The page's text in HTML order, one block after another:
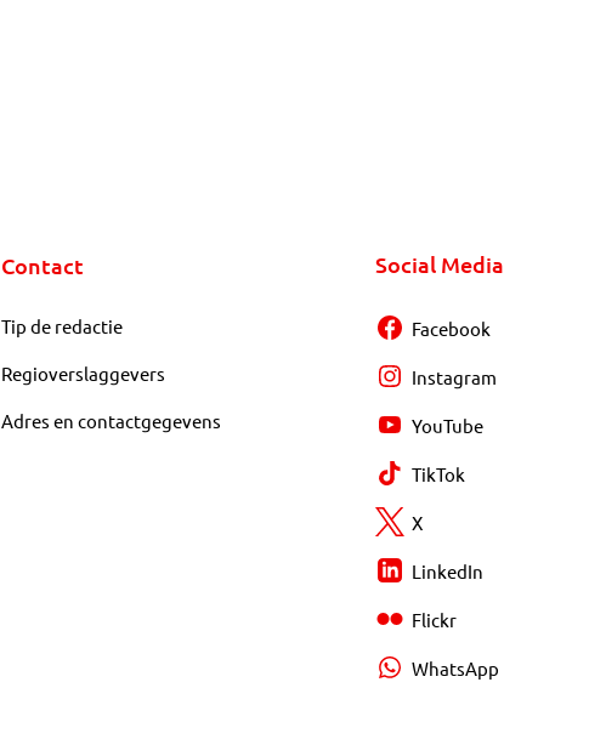
Contact
Tip de redactie
Regioverslaggevers
Adres en contactgegevens
Social Media
Facebook
Instagram
YouTube
TikTok
X
LinkedIn
Flickr
WhatsApp